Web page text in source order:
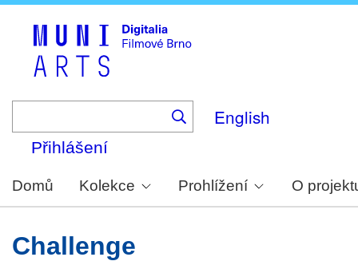
English
Přihlášení
Domů Kolekce Prohlížení O
Challenge